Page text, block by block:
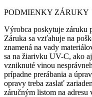
PODMIENKY ZÁRUKY
Výrobca poskytuje záruku
Záruka sa vzťahuje na
znamená na vady
sa na žiarivku UV-C, ako
vzniknuté vinou
prípadne prerábania a
opravy treba zaslať
záručným listom na adresu